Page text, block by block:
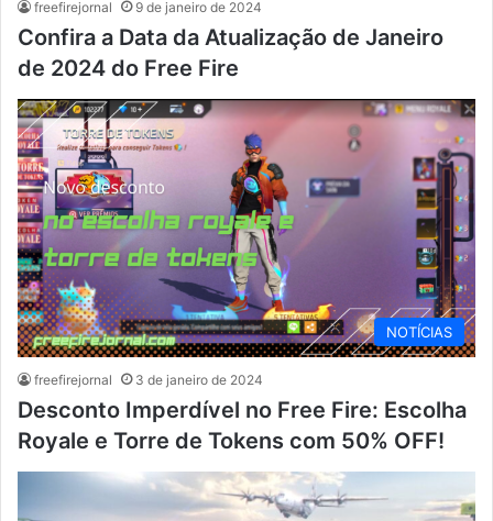
freefirejornal 9 de janeiro de 2024
Confira a Data da Atualização de Janeiro
de 2024 do Free Fire
NOTÍCIAS
freefirejornal 3 de janeiro de 2024
Desconto Imperdível no Free Fire: Escolha
Royale e Torre de Tokens com 50% OFF!